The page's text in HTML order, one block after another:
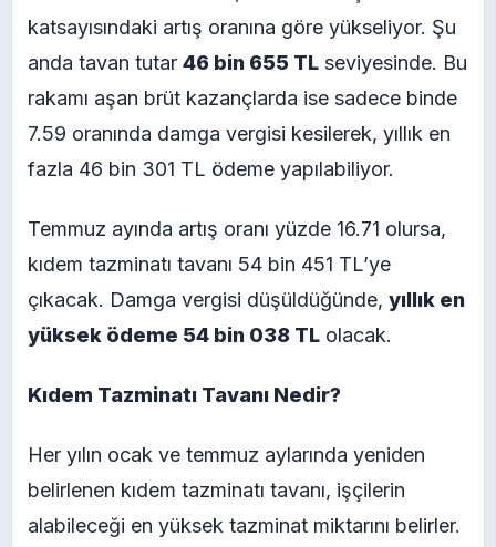
katsayısındaki artış oranına göre yükseliyor. Şu
anda tavan tutar 46 bin 655 TL seviyesinde. Bu
rakamı aşan brüt kazançlarda ise sadece binde
7.59 oranında damga vergisi kesilerek, yıllık en
fazla 46 bin 301 TL ödeme yapılabiliyor.
Temmuz ayında artış oranı yüzde 16.71 olursa,
kıdem tazminatı tavanı 54 bin 451 TL’ye
çıkacak. Damga vergisi düşüldüğünde, yıllık en
yüksek ödeme 54 bin 038 TL olacak.
Kıdem Tazminatı Tavanı Nedir?
Her yılın ocak ve temmuz aylarında yeniden
belirlenen kıdem tazminatı tavanı, işçilerin
alabileceği en yüksek tazminat miktarını belirler.